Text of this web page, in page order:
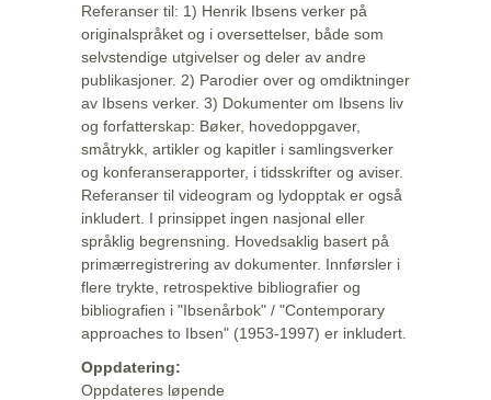
Referanser til: 1) Henrik Ibsens verker på
originalspråket og i oversettelser, både som
selvstendige utgivelser og deler av andre
publikasjoner. 2) Parodier over og omdiktninger
av Ibsens verker. 3) Dokumenter om Ibsens liv
og forfatterskap: Bøker, hovedoppgaver,
småtrykk, artikler og kapitler i samlingsverker
og konferanserapporter, i tidsskrifter og aviser.
Referanser til videogram og lydopptak er også
inkludert. I prinsippet ingen nasjonal eller
språklig begrensning. Hovedsaklig basert på
primærregistrering av dokumenter. Innførsler i
flere trykte, retrospektive bibliografier og
bibliografien i "Ibsenårbok" / "Contemporary
approaches to Ibsen" (1953-1997) er inkludert.
Oppdatering:
Oppdateres løpende